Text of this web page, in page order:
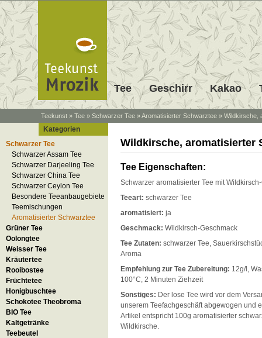
Tee Geschirr Kakao
Teekunst » Tee » Schwarzer Tee »Aromatisierter Schwarztee » Wildkirsche,
Kategorien
Schwarzer Tee
Schwarzer Assam Tee
Schwarzer Darjeeling Tee
Schwarzer China Tee
Schwarzer Ceylon Tee
Besondere Teeanbaugebiete
Teemischungen
Aromatisierter Schwarztee
Grüner Tee
Oolongtee
Weisser Tee
Kräutertee
Rooibostee
Früchtetee
Honigbuschtee
Schokotee Theobroma
BIO Tee
Kaltgetränke
Teebeutel
Wildkirsche, aromatisierter
Tee Eigenschaften:
Schwarzer aromatisierter Tee mit
Teeart: schwarzer Tee
aromatisiert: ja
Geschmack: Wildkirsch-Geschmack
Tee Zutaten: schwarzer Tee,
Aroma
Empfehlung zur Tee Zubereitung: 12g/l,
100°C, 2 Minuten Ziehzeit
Sonstiges: Der lose Tee wird vor dem
unserem Teefachgeschäft abgewogen und
Artikel entspricht 100g aromatisierter
Wildkirsche.